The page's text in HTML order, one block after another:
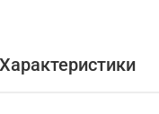
Характеристики